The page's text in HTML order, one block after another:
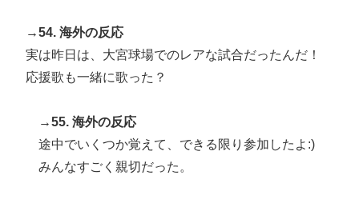
→54. 海外の反応
実は昨日は、大宮球場でのレアな試合だったんだ！
応援歌も一緒に歌った？
→55. 海外の反応
途中でいくつか覚えて、できる限り参加したよ:)
みんなすごく親切だった。